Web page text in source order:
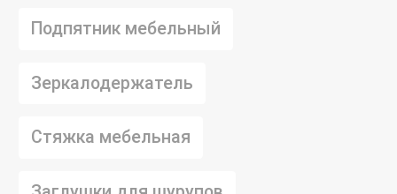
Подпятник мебельный
Зеркалодержатель
Стяжка мебельная